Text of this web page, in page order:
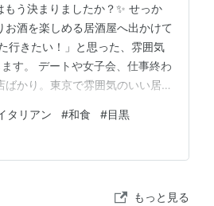
う決まりましたか？✨ せっか
酒を楽しめる居酒屋へ出かけて
行きたい！」と思った、雰囲気
す。 デートや女子会、仕事終わ
かり。東京で雰囲気のいい居酒
が「一天張」。 お店に入った
…
タリアン #和食 #目黒
もっと見る